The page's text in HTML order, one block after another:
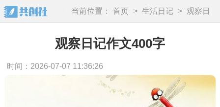
当前位置： 首页 > 生活日记 >
观察日
记
观察日记作文400字
时间：2026-07-07 11:36:26